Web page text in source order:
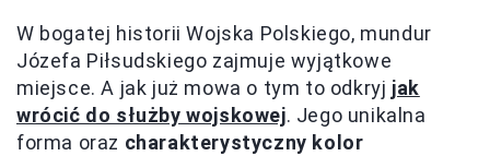
W bogatej historii Wojska Polskiego, mundur
Józefa Piłsudskiego zajmuje wyjątkowe
miejsce. A jak już mowa o tym to odkryj jak
wrócić do służby wojskowej. Jego unikalna
forma oraz charakterystyczny kolor